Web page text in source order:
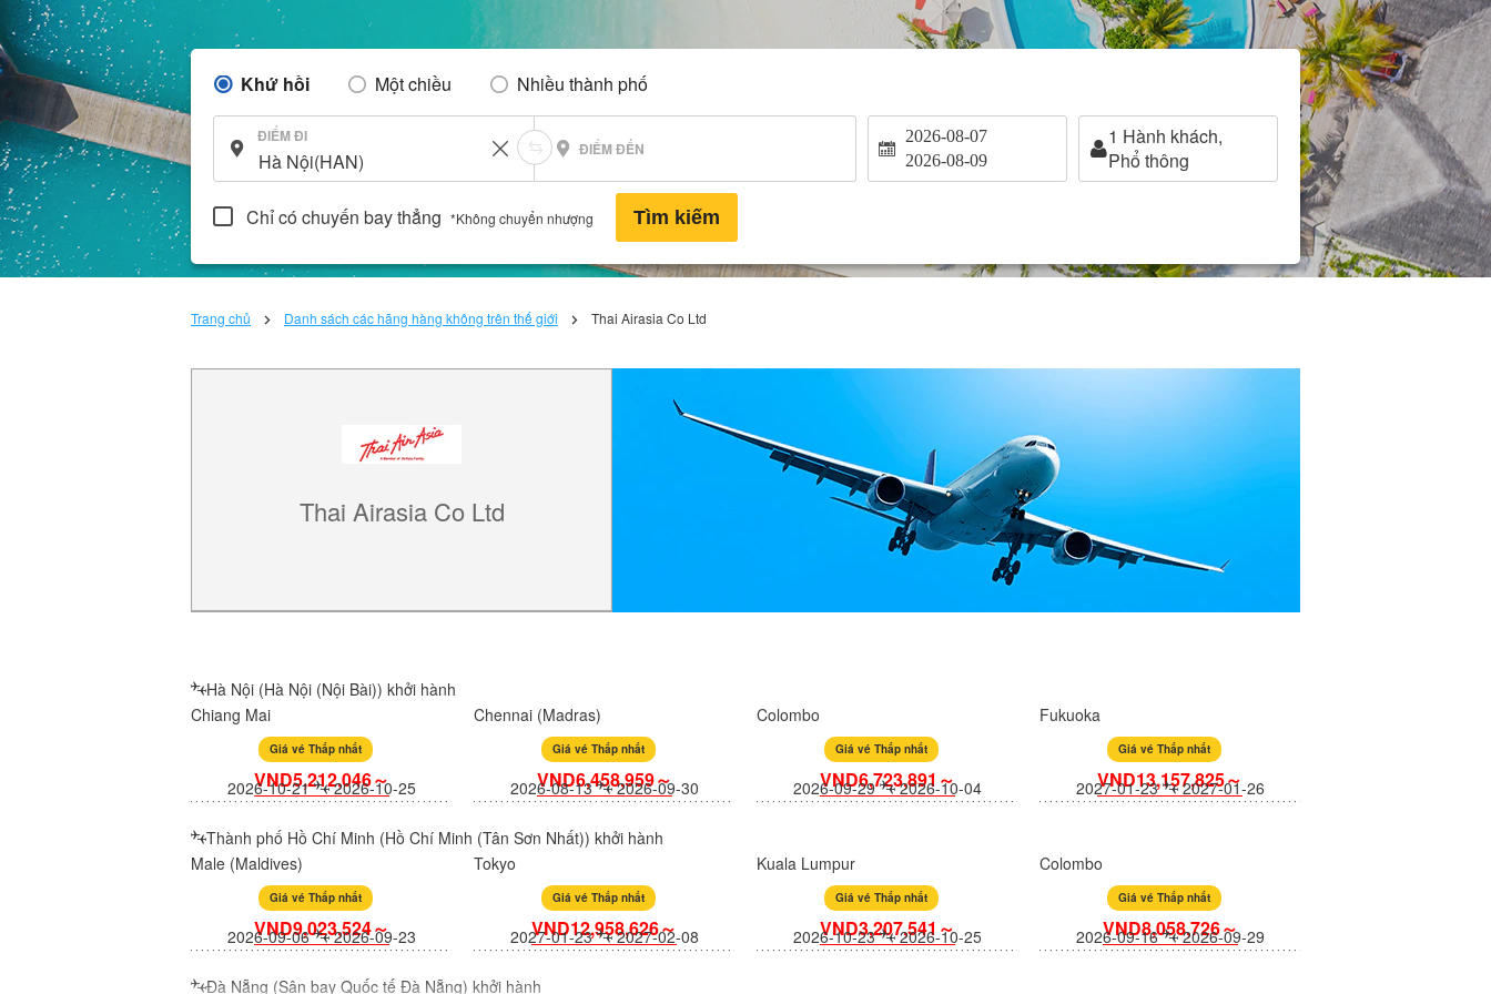
Khứ hồi Một chiều Nhiều thành phố
ĐIỂM ĐI
ĐIỂM ĐẾN
2026-08-07
2026-08-09
1 Hành khách,
Phổ thông
Chỉ có chuyến bay thẳng *Không chuyển nhượng Tìm kiếm
Trang chủ Danh sách các hãng hàng không trên thế giới Thai Airasia Co Ltd
Thai Airasia Co Ltd
Hà Nội (Hà Nội (Nội Bài)) khởi hành
Chiang Mai
Giá vé Thấp nhất
VND5,212,046～
2026-10-21 2026-10-25
Chennai (Madras)
Giá vé Thấp nhất
VND6,458,959～
2026-08-13 2026-09-30
Colombo
Giá vé Thấp nhất
VND6,723,891～
2026-09-29 2026-10-04
Fukuoka
Giá vé Thấp nhất
VND13,157,825～
2027-01-23 2027-01-26
Thành phố Hồ Chí Minh (Hồ Chí Minh (Tân Sơn Nhất)) khởi hành
Male (Maldives)
Giá vé Thấp nhất
VND9,023,524～
2026-09-06 2026-09-23
Tokyo
Giá vé Thấp nhất
VND12,958,626～
2027-01-23 2027-02-08
Kuala Lumpur
Giá vé Thấp nhất
VND3,207,541～
2026-10-23 2026-10-25
Colombo
Giá vé Thấp nhất
VND8,058,726～
2026-09-16 2026-09-29
Đà Nẵng (Sân bay Quốc tế Đà Nẵng) khởi hành